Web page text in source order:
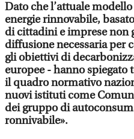
Dato che l’attuale
energie rinnovabile,
di cittadini e imprese non
diffusione necessaria per
gli obiettivi di
europee - hanno
il quadro normativo
nuovi istituti come
dei gruppo di
ronnivabile».